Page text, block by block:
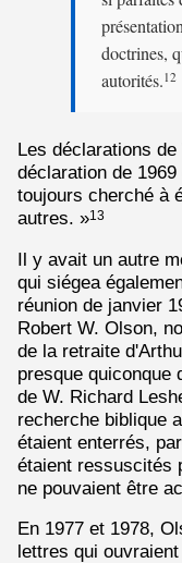
doctrines,
autorités.12
Les déclarations
déclaration de
toujours cherché à
autres. »13
Il y avait un autre
qui siégea
réunion de janvier
Robert W. Olson,
de la retraite
presque quiconque
de W. Richard
recherche biblique
étaient enterrés,
étaient ressuscités
ne pouvaient être
En 1977 et 1978,
lettres qui